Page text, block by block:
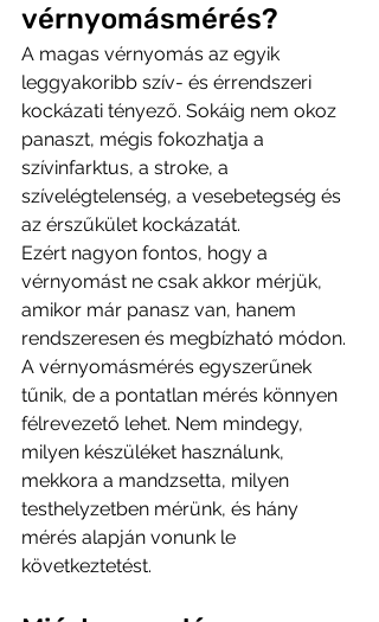
vérnyomásmérés?
A magas vérnyomás az egyik
leggyakoribb szív- és érrendszeri
kockázati tényező. Sokáig nem okoz
panaszt, mégis fokozhatja a
szívinfarktus, a stroke, a
szívelégtelenség, a vesebetegség és
az érszűkület kockázatát.
Ezért nagyon fontos, hogy a
vérnyomást ne csak akkor mérjük,
amikor már panasz van, hanem
rendszeresen és megbízható módon.
A vérnyomásmérés egyszerűnek
tűnik, de a pontatlan mérés könnyen
félrevezető lehet. Nem mindegy,
milyen készüléket használunk,
mekkora a mandzsetta, milyen
testhelyzetben mérünk, és hány
mérés alapján vonunk le
következtetést.